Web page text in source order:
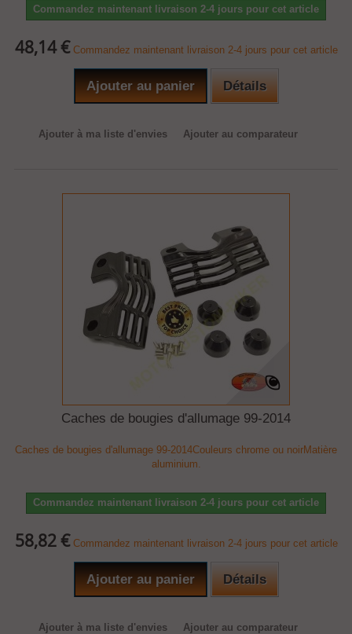
Commandez maintenant livraison 2-4 jours pour cet article
48,14 € Commandez maintenant livraison 2-4 jours pour cet article
Ajouter au panier Détails
Ajouter à ma liste d'envies Ajouter au comparateur
Caches de bougies d'allumage 99-2014
Caches de bougies d'allumage 99-2014Couleurs chrome ou noirMatière
aluminium.
Commandez maintenant livraison 2-4 jours pour cet article
58,82 € Commandez maintenant livraison 2-4 jours pour cet article
Ajouter au panier Détails
Ajouter à ma liste d'envies Ajouter au comparateur